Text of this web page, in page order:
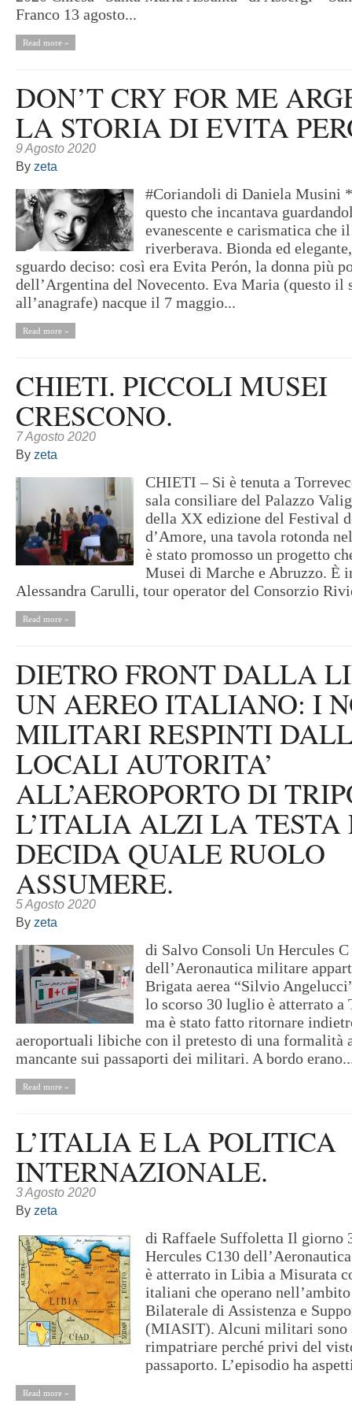
Franco 13 agosto...
Read more »
DON’T CRY FOR ME
LA STORIA DI EVITA
9 Agosto 2020
By zeta
#Coriandoli di Daniela Musini
questo che incantava
evanescente e carismatica che
riverberava. Bionda ed
sguardo deciso: così era Evita Perón, la donna più
dell’Argentina del Novecento. Eva Maria (questo il
all’anagrafe) nacque il 7 maggio...
Read more »
CHIETI. PICCOLI MUSEI
CRESCONO.
7 Agosto 2020
By zeta
CHIETI – Si è tenuta a
sala consiliare del Palazzo
della XX edizione del Festival
d’Amore, una tavola rotonda
è stato promosso un progetto
Musei di Marche e Abruzzo. È
Alessandra Carulli, tour operator del Consorzio
Read more »
DIETRO FRONT DALLA
UN AEREO ITALIANO: I
MILITARI RESPINTI
LOCALI AUTORITA’
ALL’AEROPORTO DI
L’ITALIA ALZI LA
DECIDA QUALE RUOLO
ASSUMERE.
5 Agosto 2020
By zeta
di Salvo Consoli Un Hercules C
dell’Aeronautica militare
Brigata aerea “Silvio
lo scorso 30 luglio è atterrato
ma è stato fatto ritornare
aeroportuali libiche con il pretesto di una formalità
mancante sui passaporti dei militari. A bordo
Read more »
L’ITALIA E LA POLITICA
INTERNAZIONALE.
3 Agosto 2020
By zeta
di Raffaele Suffoletta Il giorno
Hercules C130
è atterrato in Libia a Misurata
italiani che operano
Bilaterale di Assistenza e
(MIASIT). Alcuni militari sono
rimpatriare perché privi del
passaporto. L’episodio ha
Read more »